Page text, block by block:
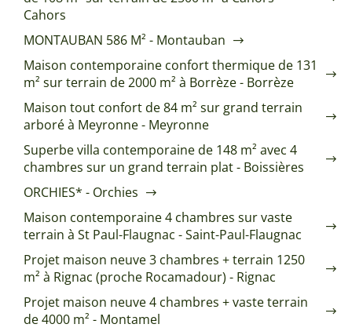
Cahors
MONTAUBAN 586 M² - Montauban
Maison contemporaine confort thermique de 131
m² sur terrain de 2000 m² à Borrèze - Borrèze
Maison tout confort de 84 m² sur grand terrain
arboré à Meyronne - Meyronne
Superbe villa contemporaine de 148 m² avec 4
chambres sur un grand terrain plat - Boissières
ORCHIES* - Orchies
Maison contemporaine 4 chambres sur vaste
terrain à St Paul-Flaugnac - Saint-Paul-Flaugnac
Projet maison neuve 3 chambres + terrain 1250
m² à Rignac (proche Rocamadour) - Rignac
Projet maison neuve 4 chambres + vaste terrain
de 4000 m² - Montamel